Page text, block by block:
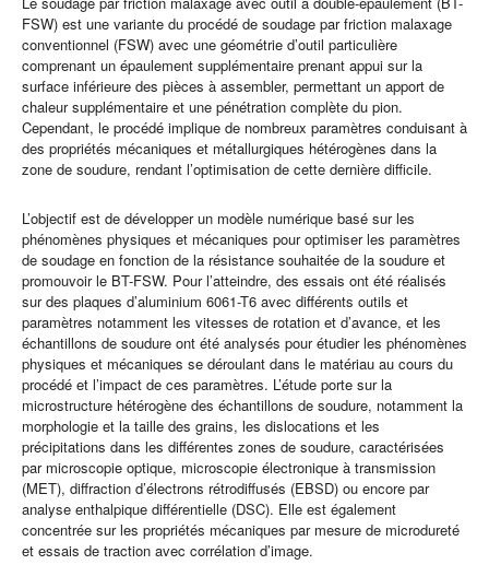
FSW) est une variante du procédé de soudage par friction malaxage
conventionnel (FSW) avec une géométrie d’outil particulière
comprenant un épaulement supplémentaire prenant appui sur la
surface inférieure des pièces à assembler, permettant un apport de
chaleur supplémentaire et une pénétration complète du pion.
Cependant, le procédé implique de nombreux paramètres conduisant à
des propriétés mécaniques et métallurgiques hétérogènes dans la
zone de soudure, rendant l’optimisation de cette dernière difficile.
L’objectif est de développer un modèle numérique basé sur les
phénomènes physiques et mécaniques pour optimiser les paramètres
de soudage en fonction de la résistance souhaitée de la soudure et
promouvoir le BT-FSW. Pour l’atteindre, des essais ont été réalisés
sur des plaques d’aluminium 6061-T6 avec différents outils et
paramètres notamment les vitesses de rotation et d’avance, et les
échantillons de soudure ont été analysés pour étudier les phénomènes
physiques et mécaniques se déroulant dans le matériau au cours du
procédé et l’impact de ces paramètres. L’étude porte sur la
microstructure hétérogène des échantillons de soudure, notamment la
morphologie et la taille des grains, les dislocations et les
précipitations dans les différentes zones de soudure, caractérisées
par microscopie optique, microscopie électronique à transmission
(MET), diffraction d’électrons rétrodiffusés (EBSD) ou encore par
analyse enthalpique différentielle (DSC). Elle est également
concentrée sur les propriétés mécaniques par mesure de microdureté
et essais de traction avec corrélation d’image.